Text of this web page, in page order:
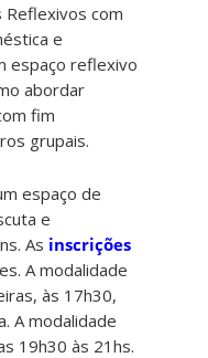
Reflexivos com
e
espaço reflexivo
abordar
fim
grupais.
espaço de
e
As inscrições
A modalidade
às 17h30,
A modalidade
19h30 às 21hs.